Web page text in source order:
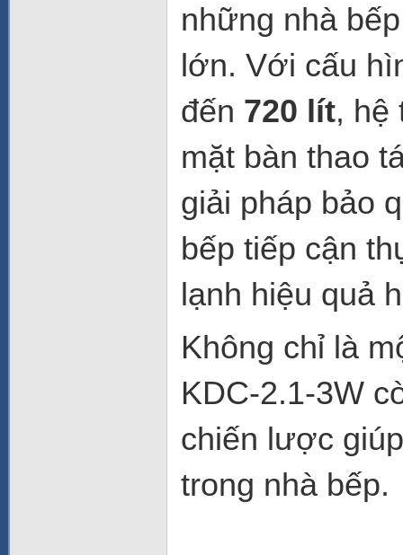
những nhà
lớn. Với cấu
đến 720 lít, hệ
mặt bàn thao
giải pháp bảo
bếp tiếp cận
lạnh hiệu quả
Không chỉ là
KDC-2.1-3W
chiến lược
trong nhà bếp.